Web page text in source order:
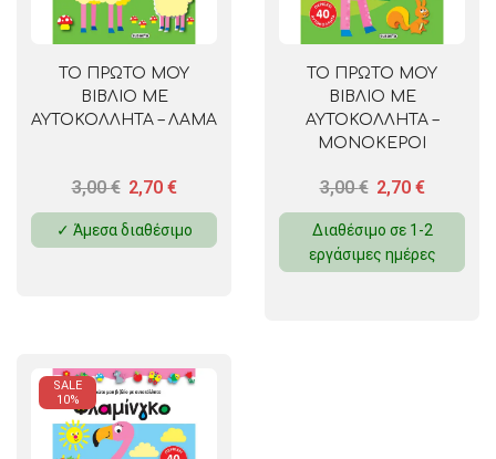
ΤΟ ΠΡΩΤΟ ΜΟΥ
ΒΙΒΛΙΟ ΜΕ
ΑΥΤΟΚΟΛΛΗΤΑ – ΛΑΜΑ
3,00€ 2,70 €
✓ Άμεσα διαθέσιμο
ΤΟ ΠΡΩΤΟ ΜΟΥ
ΒΙΒΛΙΟ ΜΕ
ΑΥΤΟΚΟΛΛΗΤΑ –
ΜΟΝΟΚΕΡΟΙ
3,00€ 2,70 €
Διαθέσιμο σε 1-2
εργάσιμες ημέρες
SALE
10%